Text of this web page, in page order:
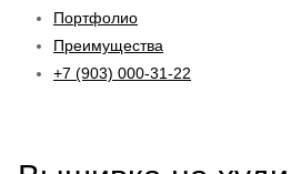
Портфолио
Преимущества
+7 (903) 000-31-22